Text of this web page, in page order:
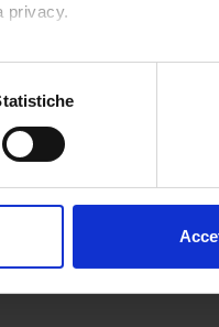
privacy.
di qualche
sui cookie.
con altre informazioni